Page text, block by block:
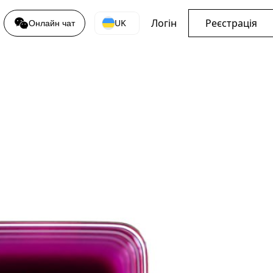
Онлайн чат UK Логін Реєстрація